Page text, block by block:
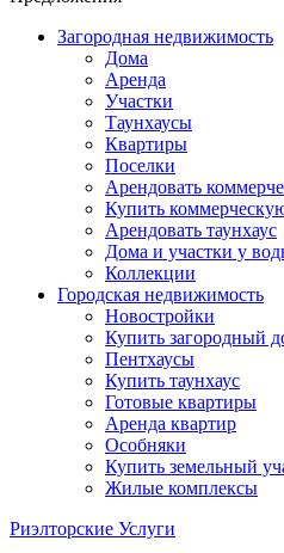
Загородная недвижимость
Дома
Аренда
Участки
Таунхаусы
Квартиры
Поселки
Арендовать
Купить
Арендовать таунхаус
Дома и участки у
Коллекции
Городская недвижимость
Новостройки
Купить загородный
Пентхаусы
Купить таунхаус
Готовые квартиры
Аренда квартир
Особняки
Купить земельный
Жилые комплексы
Риэлторские Услуги